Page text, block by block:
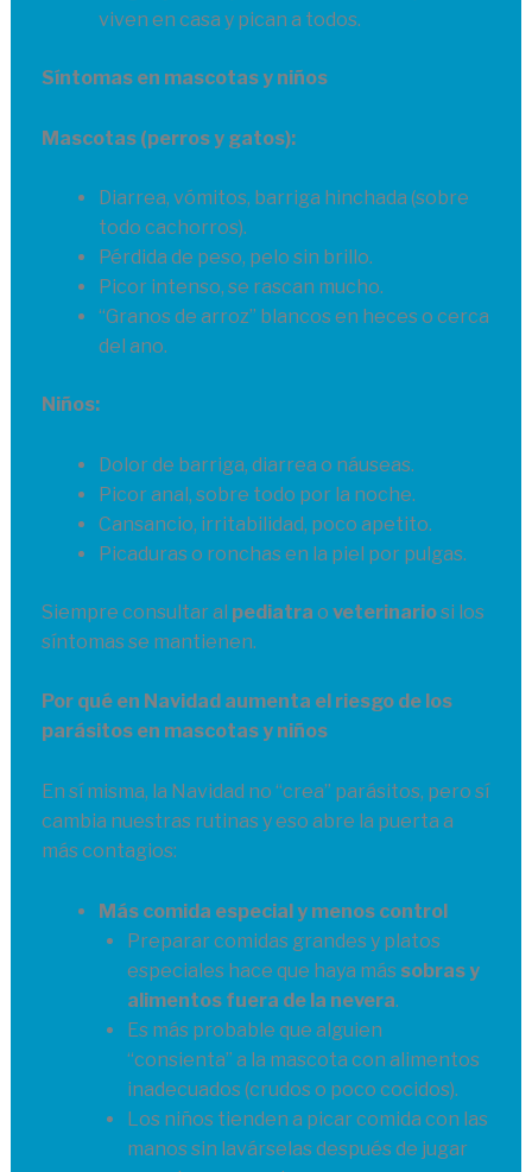
viven en casa y pican a todos.
Síntomas en mascotas y niños
Mascotas (perros y gatos):
Diarrea, vómitos, barriga hinchada (sobre
todo cachorros).
Pérdida de peso, pelo sin brillo.
Picor intenso, se rascan mucho.
“Granos de arroz” blancos en heces o cerca
del ano.
Niños:
Dolor de barriga, diarrea o náuseas.
Picor anal, sobre todo por la noche.
Cansancio, irritabilidad, poco apetito.
Picaduras o ronchas en la piel por pulgas.
Siempre consultar al pediatra o veterinariosi los
síntomas se mantienen.
Por qué en Navidad aumenta el riesgo de los
parásitos en mascotas y niños
En sí misma, la Navidad no “crea” parásitos, pero sí
cambia nuestras rutinas y eso abre la puerta a
más contagios:
Más comida especial y menos control
Preparar comidas grandes y platos
especiales hace que haya más sobras y
alimentos fuera de la nevera.
Es más probable que alguien
“consienta” a la mascota con alimentos
inadecuados (crudos o poco cocidos).
Los niños tienden a picar comida con las
manos sin lavárselas después de jugar